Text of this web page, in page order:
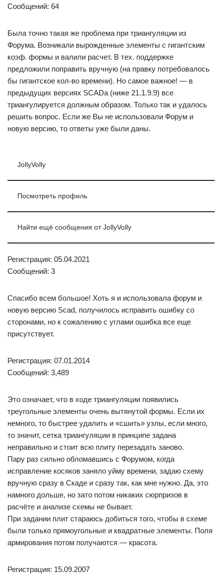
Сообщений: 64
Была точно такая же проблема при триангуляции из
Форума. Возникали вырожденные элементы с гигантским
коэф. формы и валили расчет. В тех. поддержке
предложили поправить вручную (на правку потребовалось
бы гигантское кол-во времени). Но самое важное! — в
предыдущих версиях SCADа (ниже 21.1.9.9) все
триангулируется должным образом. Только так и удалось
решить вопрос. Если же Вы не использовали Форум и
новую версию, то ответы уже были даны.
JollyVolly
Посмотреть профиль
Найти ещё сообщения от JollyVolly
Регистрация: 05.04.2021
Сообщений: 3
Спасибо всем большое! Хоть я и использовала форум и
новую версию Scad, получилось исправить ошибку со
сторонами, но к сожалению с углами ошибка все еще
присутствует.
Регистрация: 07.01.2014
Сообщений: 3,489
Это означает, что в ходе триангуляции появились
треугольные элементы очень вытянутой формы. Если их
немного, то быстрее удалить и «сшить» узлы, если много,
то значит, сетка триангуляции в принципе задана
неправильно и стоит всю плиту перезадать заново.
Пару раз сильно обломавшись с Форумом, когда
исправление косяков заняло уйму времени, задаю схему
вручную сразу в Скаде и сразу так, как мне нужно. Да, это
намного дольше, но зато потом никаких сюрпризов в
расчёте и анализе схемы не бывает.
При задании плит стараюсь добиться того, чтобы в схеме
были только прямоугольные и квадратные элементы. Поля
армирования потом получаются — красота.
Регистрация: 15.09.2007